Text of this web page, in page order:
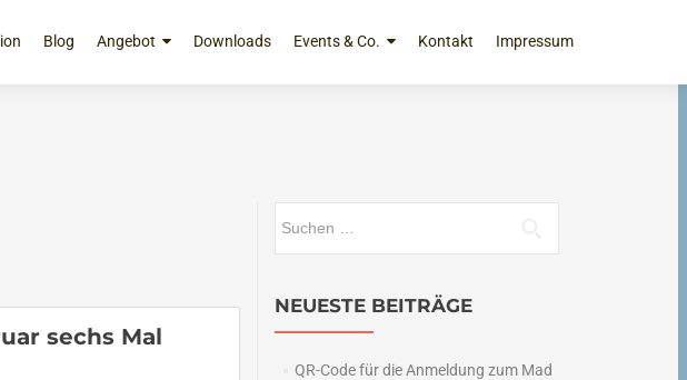
Blog Angebot Downloads Events & Co. Kontakt Impressum
sechs Mal
NEUESTE BEITRÄGE
QR-Code für die Anmeldung zum Mad